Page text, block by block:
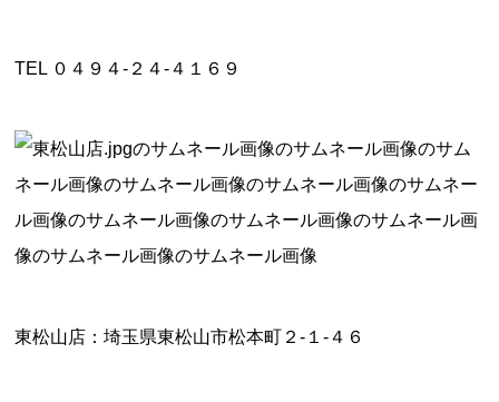
TEL ０４９４-２４-４１６９
東松山店：埼玉県東松山市松本町２‐１‐４６